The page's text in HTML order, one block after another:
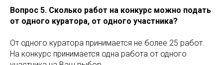
Вопрос 5. Сколько работ на конкурс можно подать
от одного куратора, от одного участника?
От одного куратора принимается не более 25 работ.
На конкурс принимается одна работа от одного